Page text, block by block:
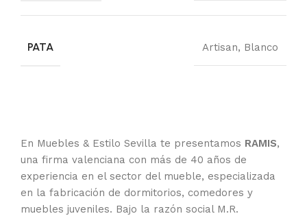
PATA Artisan, Blanco
En Muebles & Estilo Sevilla te presentamos RAMIS,
una firma valenciana con más de 40 años de
experiencia en el sector del mueble, especializada
en la fabricación de dormitorios, comedores y
muebles juveniles. Bajo la razón social M.R.